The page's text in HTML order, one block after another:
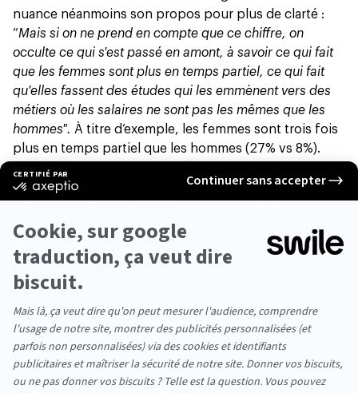
nuance néanmoins son propos pour plus de clarté :
“Mais si on ne prend en compte que ce chiffre, on
occulte ce qui s'est passé en amont, à savoir ce qui fait
que les femmes sont plus en temps partiel, ce qui fait
qu'elles fassent des études qui les emmènent vers des
métiers où les salaires ne sont pas les mêmes que les
hommes". À titre d’exemple, les femmes sont trois fois
plus en temps partiel que les hommes (27% vs 8%).
Tous les ans, Les Glorieuses pointent une date
symbolique à partir de laquelleles femmes
novembre à 9h10.
Partager